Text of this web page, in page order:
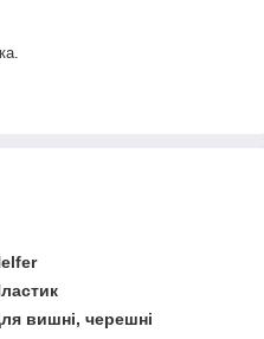
вишні, черешні